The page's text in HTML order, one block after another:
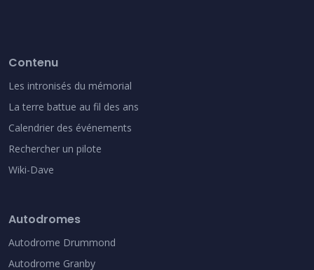
Contenu
Les intronisés du mémorial
La terre battue au fil des ans
Calendrier des événements
Rechercher un pilote
Wiki-Dave
Autodromes
Autodrome Drummond
Autodrome Granby